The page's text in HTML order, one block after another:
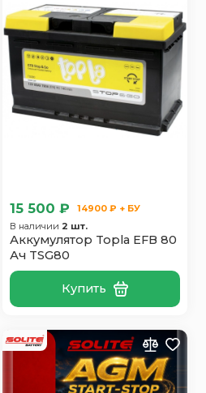
15 500 ₽
14900 ₽ + БУ
В наличии 2 шт.
Аккумулятор Topla EFB 80
Ач TSG80
Купить